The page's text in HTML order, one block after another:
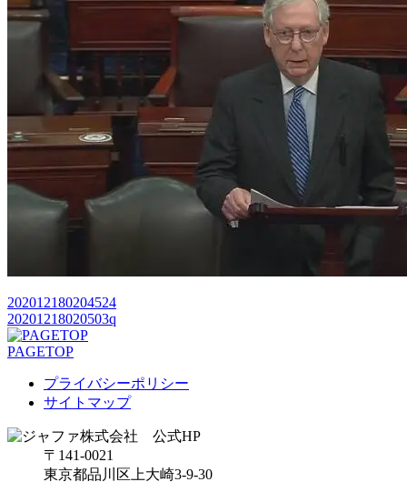
202012180204524
20201218020503q
PAGETOP
プライバシーポリシー
サイトマップ
〒141-0021
東京都品川区上大崎3-9-30